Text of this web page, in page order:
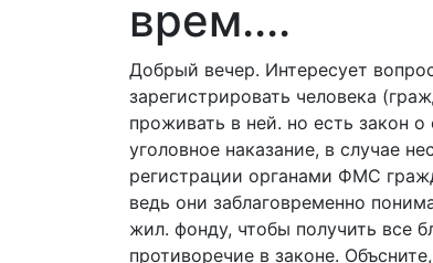
врем....
Добрый вечер. Интересует
зарегистрировать человека
проживать в ней. но есть закон
уголовное наказание, в случае
регистрации органами ФМС
ведь они заблаговременно
жил. фонду, чтобы получить все
противоречие в законе.